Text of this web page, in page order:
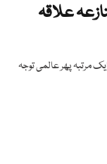
علاقہ
مرتبہ پھر عالمی توجہ